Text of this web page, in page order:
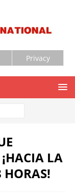
Privacy
LA
HORAS!